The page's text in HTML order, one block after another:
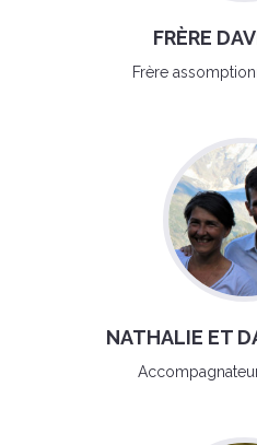
FRÈRE
Frère
NATHALIE ET